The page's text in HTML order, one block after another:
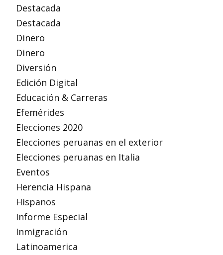
Destacada
Destacada
Dinero
Dinero
Diversión
Edición Digital
Educación & Carreras
Efemérides
Elecciones 2020
Elecciones peruanas en el exterior
Elecciones peruanas en Italia
Eventos
Herencia Hispana
Hispanos
Informe Especial
Inmigración
Latinoamerica